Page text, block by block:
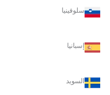
سلوفينيا
إسبانيا
السويد